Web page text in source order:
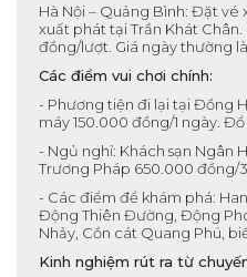
Hà Nội – Quảng Bình: Đặt vé
xuất phát tại Trần Khát
đồng/lượt. Giá ngày thường
Các điểm vui chơi chính:
- Phương tiện đi lại tại Đồng
máy 150.000 đồng/1 ngày.
- Ngủ nghỉ: Khách sạn Ngân
Trương Pháp 650.000 đồng/
- Các điểm để khám phá:
Động Thiên Đường, Động
Nhảy, Cồn cát Quang Phú,
Kinh nghiệm rút ra từ